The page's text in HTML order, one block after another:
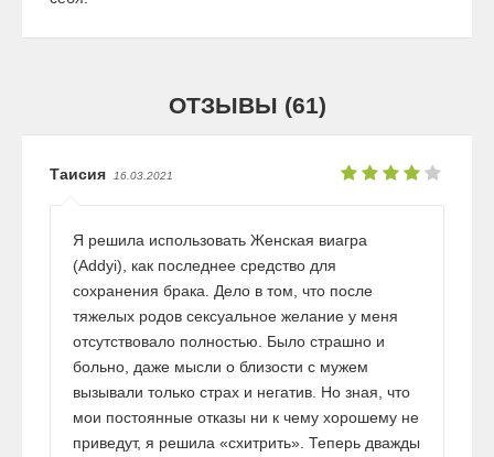
ОТЗЫВЫ (61)
Таисия 16.03.2021
Я решила использовать Женская виагра
(Addyi), как последнее средство для
сохранения брака. Дело в том, что после
тяжелых родов сексуальное желание у меня
отсутствовало полностью. Было страшно и
больно, даже мысли о близости с мужем
вызывали только страх и негатив. Но зная, что
мои постоянные отказы ни к чему хорошему не
приведут, я решила «схитрить». Теперь дважды